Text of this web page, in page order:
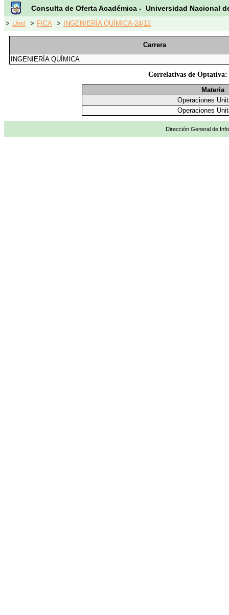
Consulta de Oferta Académica - Universidad Nacional
> Unsl > FICA > INGENIERÍA QUÍMICA-24/12
Carrera
INGENIERÍA QUÍMICA
Correlativas de Optativa:
Materia
Operaciones
Operaciones
Dirección General de